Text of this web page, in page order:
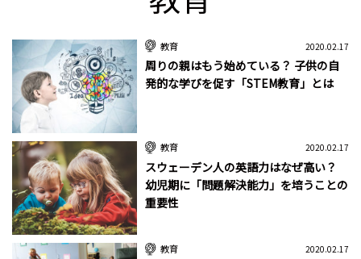
教育 2020.02.17
周りの親はもう始めている？ 子供の自
発的な学びを促す「STEM教育」とは
教育 2020.02.17
スウェーデン人の英語力はなぜ高い？
幼児期に「問題解決能力」を培うことの
重要性
教育 2020.02.17